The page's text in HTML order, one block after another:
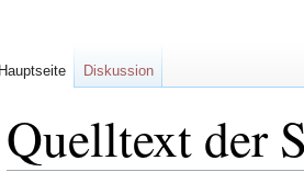
Quelltext der
Hauptseite Diskussion